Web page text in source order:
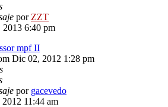
por ZZT
6:40 pm
mpf II
Dic 02, 2012 1:28 pm
por gacevedo
11:44 am